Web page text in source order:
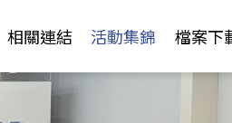
相關連結 活動集錦 檔案下